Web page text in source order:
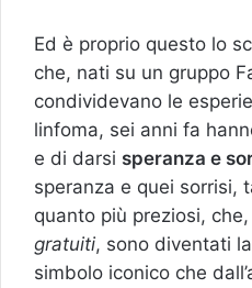
Ed è proprio questo lo
che, nati su un gruppo
condividevano le
linfoma, sei anni fa
e di darsi speranza e
speranza e quei sorrisi,
quanto più preziosi,
gratuiti, sono diventati
simbolo iconico che